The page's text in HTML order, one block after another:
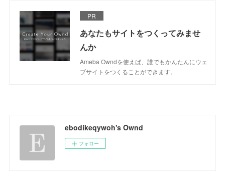
PR
あなたもサイトをつくってみませ
んか
Ameba Owndを使えば、誰でもかんたんにウェ
ブサイトをつくることができます。
ebodikeqywoh's Ownd
フォロー